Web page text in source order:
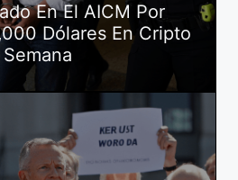
En El AICM Por
Dólares En Cripto